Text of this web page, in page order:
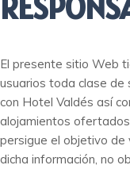
El presente sitio Web
usuarios toda clase de
con Hotel Valdés así
alojamientos
persigue el objetivo
dicha información, no